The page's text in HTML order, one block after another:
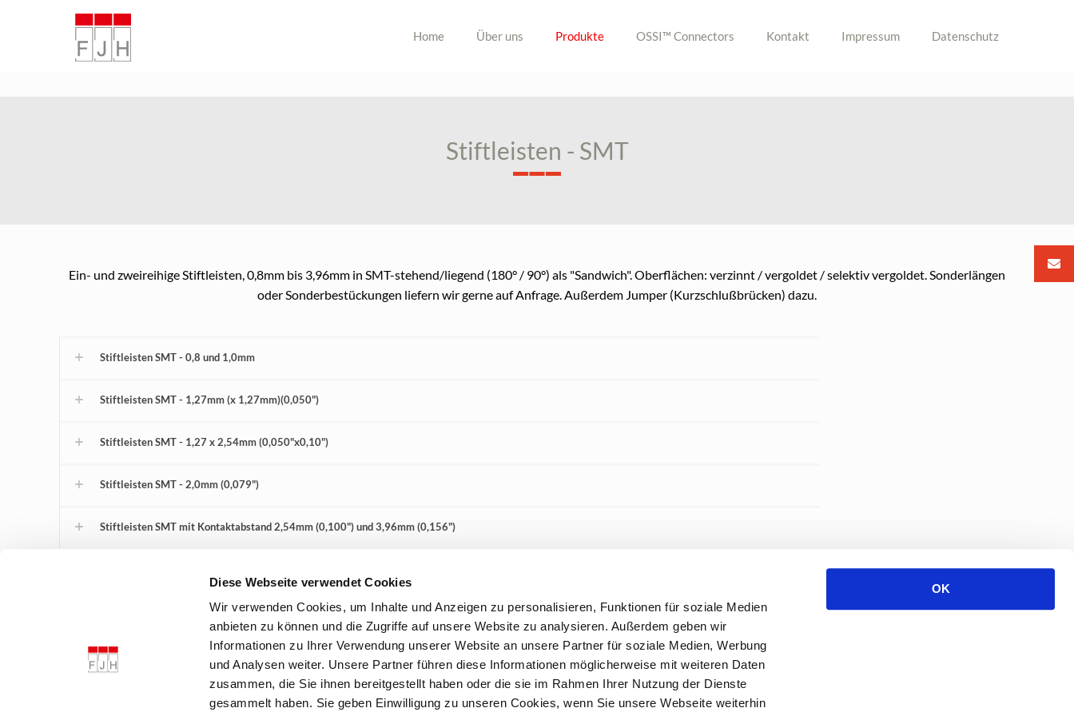
Diese Webseite verwendet Cookies
Wir verwenden Cookies, um Inhalte und Anzeigen zu personalisieren, Funktionen für soziale Medien
anbieten zu können und die Zugriffe auf unsere Website zu analysieren. Außerdem geben wir
Informationen zu Ihrer Verwendung unserer Website an unsere Partner für soziale Medien, Werbung
und Analysen weiter. Unsere Partner führen diese Informationen möglicherweise mit weiteren Daten
zusammen, die Sie ihnen bereitgestellt haben oder die sie im Rahmen Ihrer Nutzung der Dienste
gesammelt haben. Sie geben Einwilligung zu unseren Cookies, wenn Sie unsere Webseite weiterhin
OK
Home Über uns Produkte OSSI™ Connectors Kontakt Impressum Datenschutz
Stiftleisten - SMT
Ein- und zweireihige Stiftleisten, 0,8mm bis 3,96mm in SMT-stehend/liegend (180° / 90°) als "Sandwich". Oberflächen: verzinnt / vergoldet / selektiv vergoldet. Sonderlängen
oder Sonderbestückungen liefern wir gerne auf Anfrage. Außerdem Jumper (Kurzschlußbrücken) dazu.
Stiftleisten SMT - 0,8 und 1,0mm
Stiftleisten SMT - 1,27mm (x 1,27mm)(0,050")
Stiftleisten SMT - 1,27 x 2,54mm (0,050"x0,10")
Stiftleisten SMT - 2,0mm (0,079")
Stiftleisten SMT mit Kontaktabstand 2,54mm (0,100") und 3,96mm (0,156")